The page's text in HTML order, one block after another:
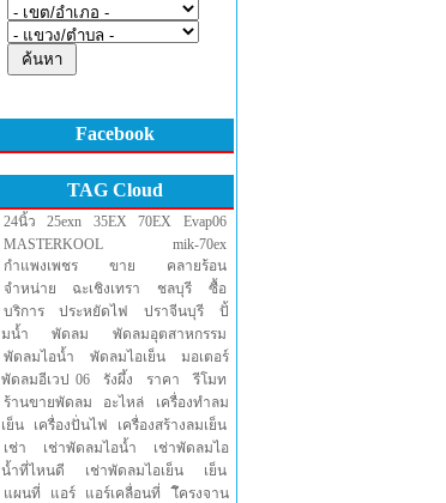
Facebook
TAG Cloud
24นิ้ว 25exn 35EX 70EX
Evap06
MASTERKOOL
mik-70ex
กำแพงเพชร
ขาย
คลายร้อน
จำหน่าย
ฉะเชิงเทรา ชลบุรี
ซื้อ
บริการ
ประหยัดไฟ ปราจีนบุรี
ปั้
มน้ำ
พัดลม
พัดลมอุตสาหกรรม
พัดลมไอน้ำ
พัดลมไอเย็น
มอเตอร์
พัดลมอีเวป 06
รังผึ้ง ราคา
รีโมท
ร้านขายพัดลม
อะไหล่
เครื่องทำลม
เย็น
เครื่องปั่นไฟ
เครื่องสร้างลมเย็น
เช่า
เช่าพัดลมไอน้ำ
เช่าพัดลมไอ
น้ำที่ไหนดี
เช่าพัดลมไอเย็น
เย็น
แผนที่
แอร์ แอร์เคลื่อนที่
โึครงจาน